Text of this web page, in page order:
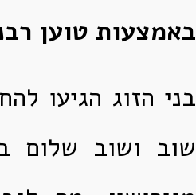
באמצעות טוען
בני הזוג הגיעו
שוב ושוב שלום